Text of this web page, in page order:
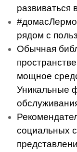
развиваться
рядом с
Обычная
мощное
Уникальные
социальных